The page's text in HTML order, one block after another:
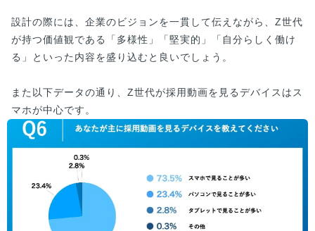
設計の際には、企業のビジョンを一貫して伝えながら、Z世代
が持つ価値観である「多様性」「堅実的」「自分らしく働け
る」といった内容を盛り込むと良いでしょう。
また以下データの通り、Z世代が採用動画を見るデバイスはス
マホが中心です。